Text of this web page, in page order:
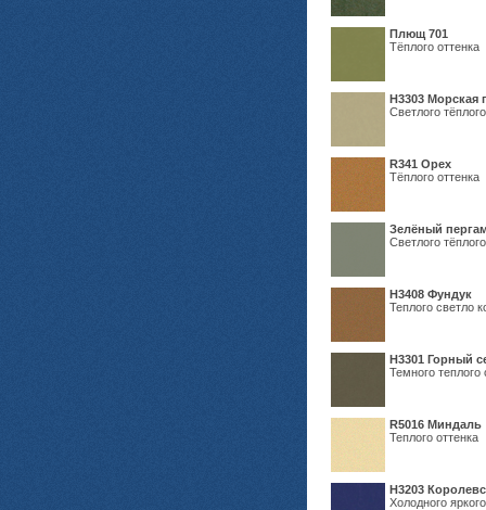
Плющ 701
Тёплого оттенка
H3303 Морская
Светлого
R341 Орех
Тёплого оттенка
Зелёный
Светлого
Н3408 Фундук
Теплого светло
Н3301 Горный
Темного теплого
R5016 Миндаль
Теплого оттенка
Н3203
Холодного